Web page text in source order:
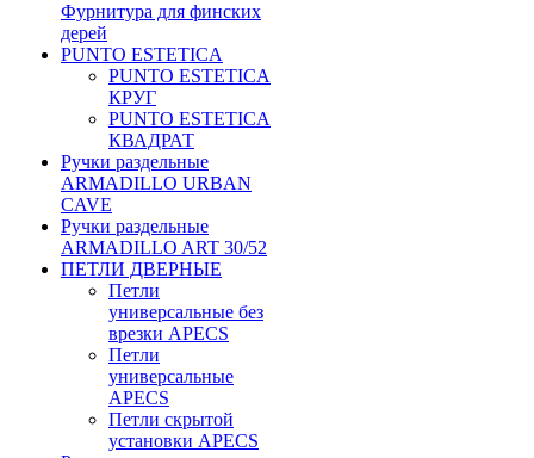
Фурнитура для финских
дерей
PUNTO ESTETICA
PUNTO ESTETICA
КРУГ
PUNTO ESTETICA
КВАДРАТ
Ручки раздельные
ARMADILLO URBAN
CAVE
Ручки раздельные
ARMADILLO ART 30/52
ПЕТЛИ ДВЕРНЫЕ
Петли
универсальные без
врезки APECS
Петли
универсальные
APECS
Петли скрытой
установки APECS